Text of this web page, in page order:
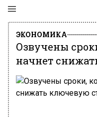
ЭКОНОМИКА
Озвучены
начнет